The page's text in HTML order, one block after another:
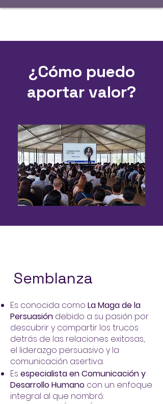
¿Cómo puedo
aportar valor?
Semblanza
Es conocida como La Maga de la
Persuasión debido a su pasión por
descubrir y compartir los trucos
detrás de las relaciones exitosas,
el liderazgo persuasivo y la
comunicación asertiva.
Es especialista en Comunicación y
Desarrollo Humano con un enfoque
integral al que nombró: